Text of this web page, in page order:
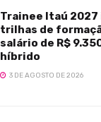
Trainee Itaú 2027
trilhas de
salário de R$
híbrido
3 DE AGOSTO DE 2026